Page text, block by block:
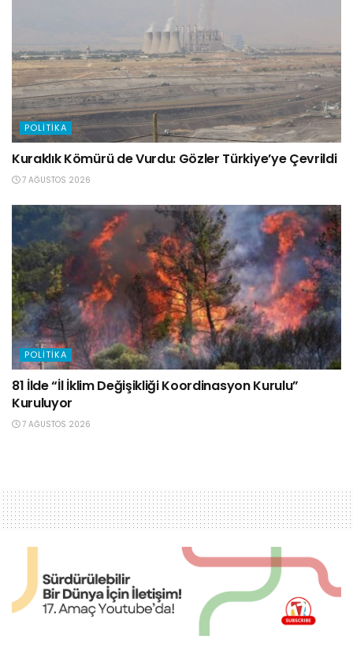
POLITIKA
Kuraklık Kömürü de Vurdu: Gözler Türkiye’ye Çevrildi
7 AĞUSTOS 2026
POLITIKA
81 İlde “İl İklim Değişikliği Koordinasyon Kurulu”
Kuruluyor
7 AĞUSTOS 2026